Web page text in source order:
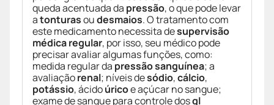
queda acentuada da pressão, o que pode levar
atonturasoudesmaios. O tratamento com
este medicamento necessita desupervisão
médica regular, por isso, seu médico pode
precisar avaliar algumas funções, como:
medida regular da pressão sanguínea; a
avaliaçãorenal; níveis desódio,cálcio,
potássio, ácidoúricoe açúcar no sangue;
exame de sangue para controle dosgl